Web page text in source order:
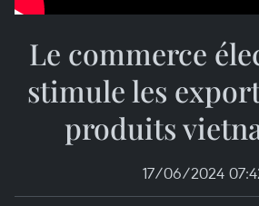
Le commerce
stimule les
produits
17/06/2024